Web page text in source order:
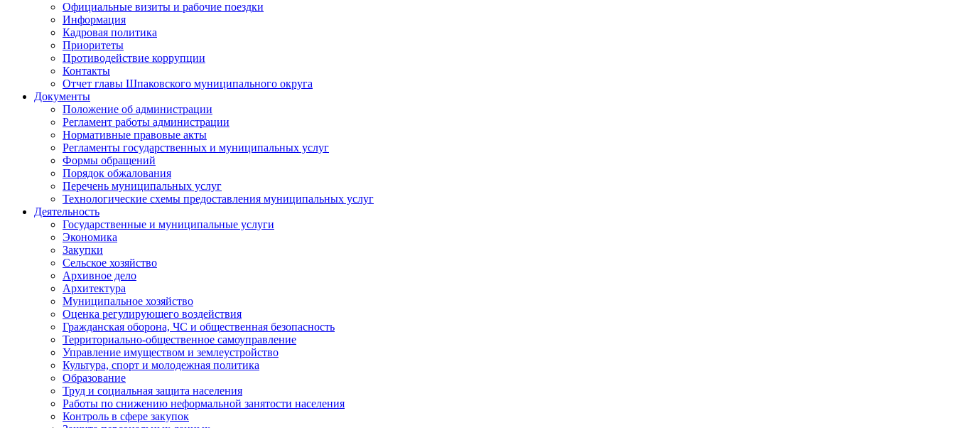
Официальные визиты и рабочие поездки
Информация
Кадровая политика
Приоритеты
Противодействие коррупции
Контакты
Отчет главы Шпаковского муниципального округа
Документы
Положение об администрации
Регламент работы администрации
Нормативные правовые акты
Регламенты государственных и муниципальных услуг
Формы обращений
Порядок обжалования
Перечень муниципальных услуг
Технологические схемы предоставления муниципальных услуг
Деятельность
Государственные и муниципальные услуги
Экономика
Закупки
Сельское хозяйство
Архивное дело
Архитектура
Муниципальное хозяйство
Оценка регулирующего воздействия
Гражданская оборона, ЧС и общественная безопасность
Территориально-общественное самоуправление
Управление имуществом и землеустройство
Культура, спорт и молодежная политика
Образование
Труд и социальная защита населения
Работы по снижению неформальной занятости населения
Контроль в сфере закупок